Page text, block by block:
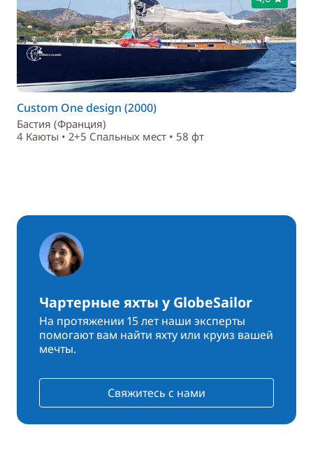
Custom One design (2000)
Бастия (Франция)
4 Каюты • 2+5 Спальныx мест • 58 фт
Чартерные яхты у GlobeSailor
На протяжении 15 лет наши эксперты
помогают вам найти яхту или круиз вашей
мечты.
Свяжитесь с нами